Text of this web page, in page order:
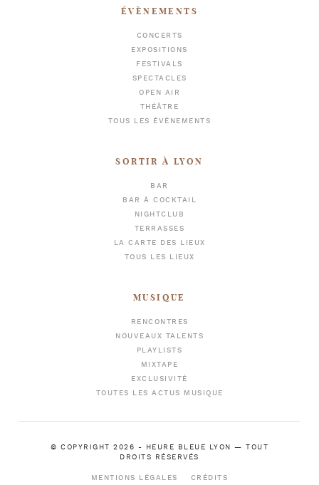
ÉVÈNEMENTS
CONCERTS
EXPOSITIONS
FESTIVALS
SPECTACLES
OPEN AIR
THÉÂTRE
TOUS LES ÉVÈNEMENTS
SORTIR À LYON
BAR
BAR À COCKTAIL
NIGHTCLUB
TERRASSES
LA CARTE DES LIEUX
TOUS LES LIEUX
MUSIQUE
RENCONTRES
NOUVEAUX TALENTS
PLAYLISTS
MIXTAPE
EXCLUSIVITÉ
TOUTES LES ACTUS MUSIQUE
© COPYRIGHT 2026 - HEURE BLEUE LYON — TOUT
DROITS RÉSERVÉS
MENTIONS LÉGALES CRÉDITS